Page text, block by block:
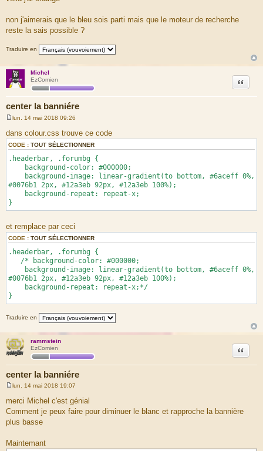
s
a
g
e
non j'aimerais que le bleu sois parti mais que le moteur de recherche
reste la sais possible ?
Traduire en
Michel
EzComien
center la banniére
Citation
s
s
a
g
lun. 14 mai 2018 09:26
dans colour.css trouve ce code
CODE : TOUT SÉLECTIONNER
.headerbar, .forumbg {
background-color: #000000;
background-image: linear-gradient(to bottom, #6aceff 0%,
#0076b1 2px, #12a3eb 92px, #12a3eb 100%);
background-repeat: repeat-x;
}
et remplace par ceci
CODE : TOUT SÉLECTIONNER
.headerbar, .forumbg {
/* background-color: #000000;
background-image: linear-gradient(to bottom, #6aceff 0%,
#0076b1 2px, #12a3eb 92px, #12a3eb 100%);
background-repeat: repeat-x;*/
}
Traduire en
rammstein
EzComien
center la banniére
Citation
e
s
s
a
g
lun. 14 mai 2018 19:07
merci Michel c'est génial
Comment je peux faire pour diminuer le blanc et rapproche la bannière
plus basse
Maintemant